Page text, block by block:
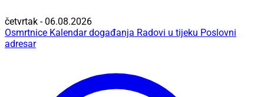
četvrtak - 06.08.2026
Osmrtnice Kalendar događanja Radovi u tijeku Poslovni
adresar